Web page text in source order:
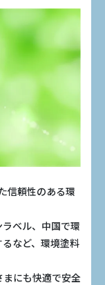
信頼性のある環
ベル、中国で環
など、環境塗料
にも快適で安全